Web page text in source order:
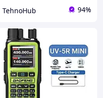
TehnoHub 94%